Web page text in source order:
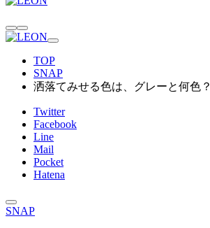
TOP
SNAP
洒落てみせる色は、グレーと何色？
Twitter
Facebook
Line
Mail
Pocket
Hatena
SNAP